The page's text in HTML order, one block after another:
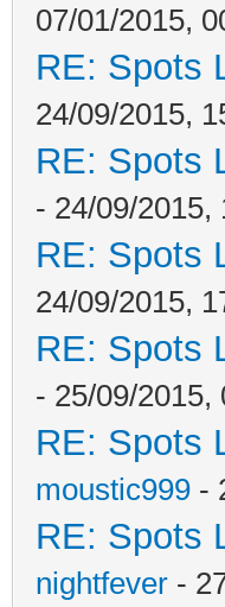
07/01/2015,
RE: Spots
24/09/2015,
RE: Spots
- 24/09/2015,
RE: Spots
24/09/2015,
RE: Spots
- 25/09/2015,
RE: Spots
moustic999 -
RE: Spots
nightfever -